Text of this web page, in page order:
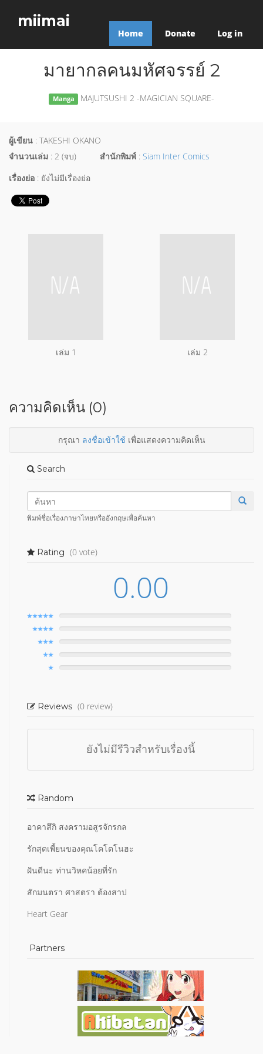
miimai
Home Donate Log in
มายากลคนมหัศจรรย์ 2
Manga MAJUTSUSHI 2 -MAGICIAN SQUARE-
ผู้เขียน : TAKESHI OKANO
จำนวนเล่ม : 2 (จบ) สำนักพิมพ์ : Siam Inter Comics
เรื่องย่อ : ยังไม่มีเรื่องย่อ
เล่ม 1 เล่ม 2
ความคิดเห็น (0)
กรุณา ลงชื่อเข้าใช้เพื่อแสดงความคิดเห็น
Search
พิมพ์ชื่อเรื่องภาษาไทยหรืออังกฤษเพื่อค้นหา
Rating (0 vote)
0.00
Reviews (0 review)
ยังไม่มีรีวิวสำหรับเรื่องนี้
Random
อาคาสึกิ สงครามอสูรจักรกล
รักสุดเพี้ยนของคุณโคโตโนฮะ
ฝันดีนะ ท่านวิหคน้อยที่รัก
สักมนตรา ศาสตรา ต้องสาป
Heart Gear
Partners